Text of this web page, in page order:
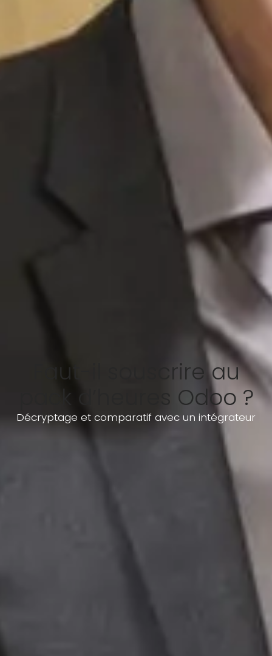
Faut-il souscrire au
pack d’heures Odoo ?
Décryptage et comparatif avec un intégrateur